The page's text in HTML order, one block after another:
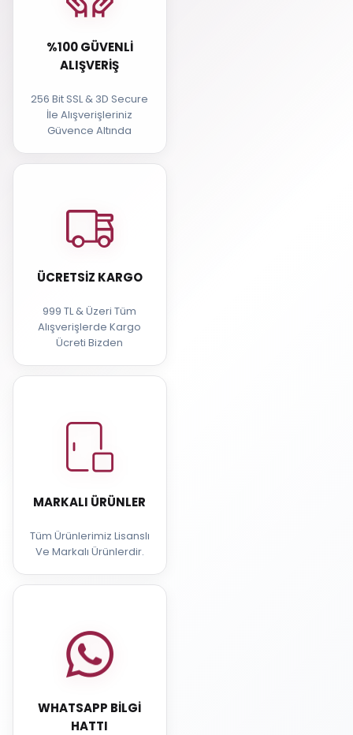
%100 GÜVENLI
ALIŞVERIŞ
256 Bit SSL & 3D Secure
İle Alışverişleriniz
Güvence Altında
ÜCRETSIZ KARGO
999 TL & Üzeri Tüm
Alışverişlerde Kargo
Ücreti Bizden
MARKALI ÜRÜNLER
Tüm Ürünlerimiz Lisanslı
Ve Markalı Ürünlerdir.
WHATSAPP BILGI
HATTI